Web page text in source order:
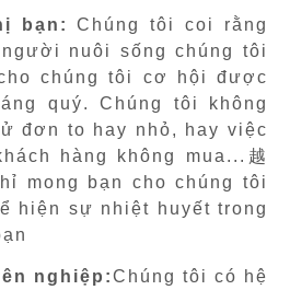
bạn:
Chúng tôi coi rằng
nuôi sống chúng tôi
chúng tôi cơ hội được
quý. Chúng tôi không
đơn to hay nhỏ, hay việc
hàng không mua...越
mong bạn cho chúng tôi
hiện sự nhiệt huyết trong
nghiệp:Chúng tôi có hệ